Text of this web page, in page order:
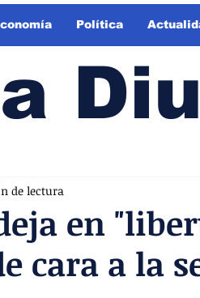
Política
en
cara a la
de lectura